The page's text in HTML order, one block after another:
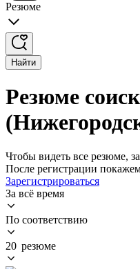
Резюме
Найти
Резюме
Чтобы видеть все резюме,
После регистрации
Зарегистрироваться
За всё время
По соответствию
20 резюме